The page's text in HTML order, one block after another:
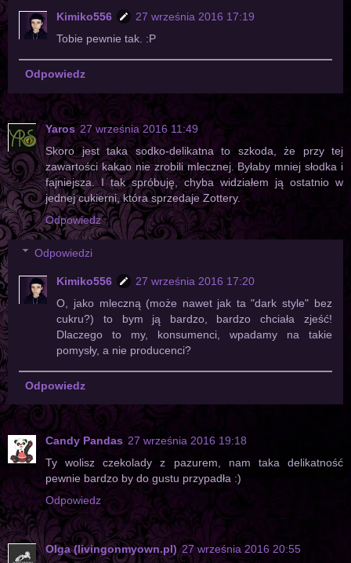
Kimiko556
27 września 2016 17:19
Tobie pewnie tak. :P
Odpowiedz
Yaros 27 września 2016 11:49
Skoro jest taka sodko-delikatna to szkoda, że przy tej
zawartości kakao nie zrobili mlecznej. Byłaby mniej słodka i
fajniejsza. I tak spróbuję, chyba widziałem ją ostatnio w
jednej cukierni, która sprzedaje Zottery.
Odpowiedz
Odpowiedzi
Kimiko556
27 września 2016 17:20
O, jako mleczną (może nawet jak ta "dark style" bez
cukru?) to bym ją bardzo, bardzo chciała zjeść!
Dlaczego to my, konsumenci, wpadamy na takie
pomysły, a nie producenci?
Odpowiedz
Candy Pandas 27 września 2016 19:18
Ty wolisz czekolady z pazurem, nam taka delikatność
pewnie bardzo by do gustu przypadła :)
Odpowiedz
Olga (livingonmyown.pl) 27 września 2016 20:55